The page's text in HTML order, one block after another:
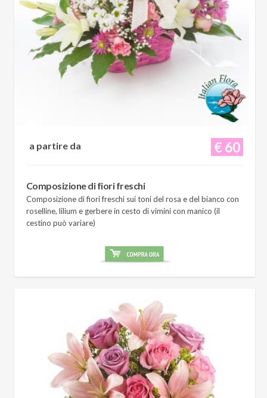
€ 60
a partire da
Composizione di fiori freschi
Composizione di fiori freschi sui toni del rosa e del bianco con
roselline, lilium e gerbere in cesto di vimini con manico (il
cestino può variare)